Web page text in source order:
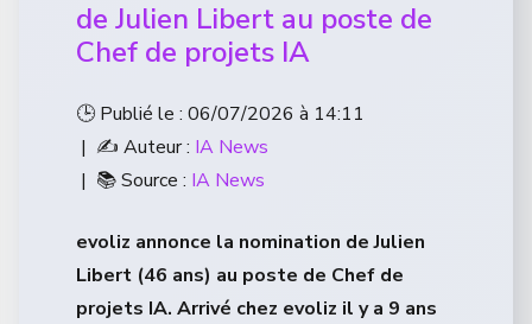
de Julien Libert au poste de
Chef de projets IA
🕒 Publié le : 06/07/2026 à 14:11
| ✍️ Auteur : IA News
| 📚 Source : IA News
evoliz annonce la nomination de Julien
Libert (46 ans) au poste de Chef de
projets IA. Arrivé chez evoliz il y a 9 ans